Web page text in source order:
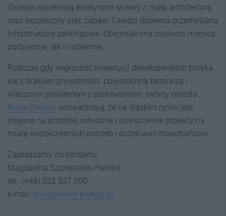
Osiedle wypełniają estetyczne skwery z małą architekturą
oraz bezpieczny plac zabaw. Całości dopełnia przemyślana
infrastruktura parkingowa. Obejmuje ona zarówno miejsca
podziemne, jak i naziemne.
Podczas gdy większość inwestycji deweloperskich boryka
się z brakiem prywatności, powszechną betonozą i
wiecznym problemem z parkowaniem, twórcy osiedla
Nowe Piekary udowadniają, że na śląskim rynku jest
miejsce na ambitne, odważne i nowoczesne projekty na
miarę współczesnych potrzeb i oczekiwań mieszkańców.
Zapraszamy do kontaktu:
Magdalena Szczepanek-Palicka
tel.: (+48) 532 537 000
e-mail: biuro@nowe-piekary.pl